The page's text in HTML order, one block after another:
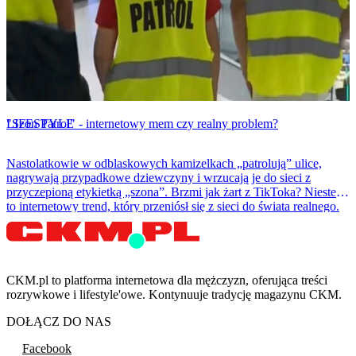
LIFESTYLE
"Szon Patrol" - internetowy mem czy realny problem?
Nastolatkowie w odblaskowych kamizelkach „patrolują” ulice,
nagrywają przypadkowe dziewczyny i wrzucają je do sieci z
przyczepioną etykietką „szona”. Brzmi jak żart z TikToka? Niestety
to internetowy trend, który przeniósł się z sieci do świata realnego.
CKM.pl to platforma internetowa dla mężczyzn, oferująca treści
rozrywkowe i lifestyle'owe. Kontynuuje tradycję magazynu CKM.
DOŁĄCZ DO NAS
Facebook